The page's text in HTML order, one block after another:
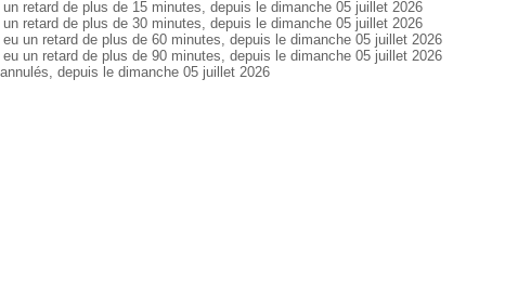
retard de plus de 15 minutes, depuis le dimanche 05 juillet 2026
retard de plus de 30 minutes, depuis le dimanche 05 juillet 2026
un retard de plus de 60 minutes, depuis le dimanche 05 juillet 2026
un retard de plus de 90 minutes, depuis le dimanche 05 juillet 2026
depuis le dimanche 05 juillet 2026